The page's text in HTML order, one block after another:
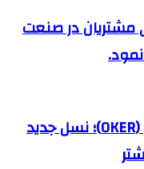
مشتریان در صنعت
معرفی کرکره فولادی اوکر (OKER)؛ نسل جدید